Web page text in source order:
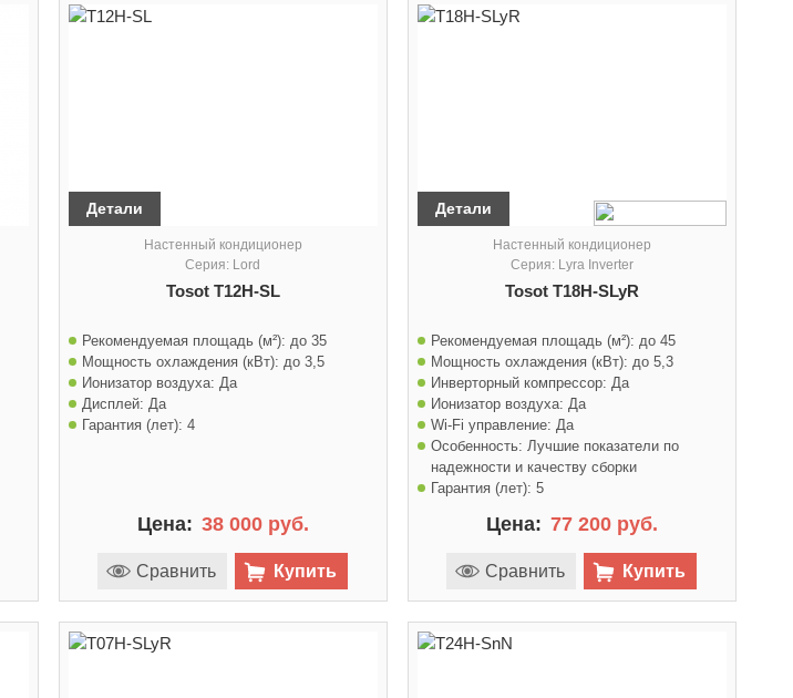
Детали
Настенный кондиционер
Серия: Lord
Tosot T12H-SL
Рекомендуемая площадь (м²): до 35
Мощность охлаждения (кВт): до 3,5
Ионизатор воздуха: Да
Дисплей: Да
Гарантия (лет): 4
Цена: 38 000 руб.
Сравнить Купить
Детали
Настенный кондиционер
Серия: Lyra Inverter
Tosot T18H-SLyR
Рекомендуемая площадь (м²): до 45
Мощность охлаждения (кВт): до 5,3
Инверторный компрессор: Да
Ионизатор воздуха: Да
Wi-Fi управление: Да
Особенность: Лучшие показатели по
надежности и качеству сборки
Гарантия (лет): 5
Цена: 77 200 руб.
Сравнить Купить